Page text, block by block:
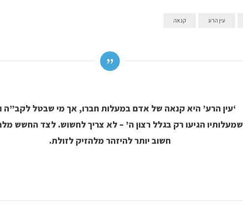
עין הרע קנאה
‘עין הרע’ היא קנאה של אדם במעלות חברו, אך מי שבטל לקב”ה
שמעלותיו הגיעו רק בגלל רצון ה’ – לא צריך לחשוש. לצד החשש
חשוב יותר להיזהר מלהזיק לזולת.